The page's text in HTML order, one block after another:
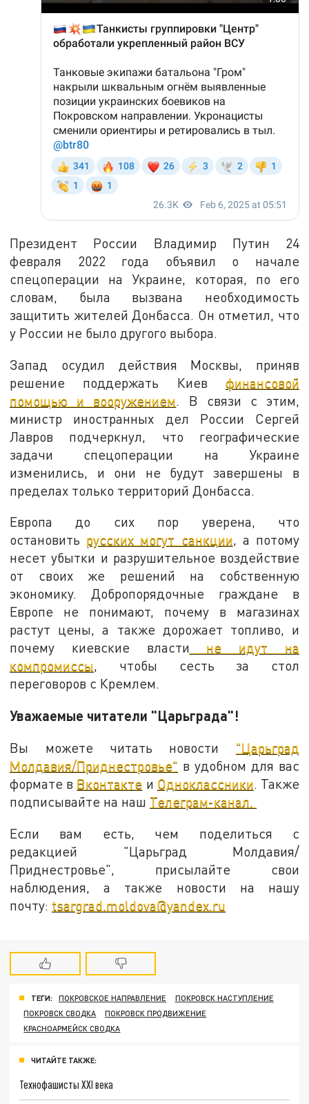
Президент России Владимир Путин 24
февраля 2022 года объявил о начале
спецоперации на Украине, которая, по его
словам, была вызвана необходимость
защитить жителей Донбасса. Он отметил, что
у России не было другого выбора.
Запад осудил действия Москвы, приняв
решение поддержать Киев финансовой
помощью и вооружением. В связи с этим,
министр иностранных дел России Сергей
Лавров подчеркнул, что географические
задачи спецоперации на Украине
изменились, и они не будут завершены в
пределах только территорий Донбасса.
Европа до сих пор уверена, что
остановить русских могут санкции, а потому
несет убытки и разрушительное воздействие
от своих же решений на собственную
экономику. Добропорядочные граждане в
Европе не понимают, почему в магазинах
растут цены, а также дорожает топливо, и
почему киевские власти не идут на
компромиссы, чтобы сесть за стол
переговоров с Кремлем.
Уважаемые читатели "Царьграда"!
Вы можете читать новости "Царьград
Молдавия/Приднестровье" в удобном для вас
формате в Вконтакте и Одноклассники. Также
подписывайте на наш Телеграм-канал.
Если вам есть, чем поделиться с
редакцией "Царьград Молдавия/
Приднестровье", присылайте свои
наблюдения, а также новости на нашу
почту: tsargrad.moldova@yandex.ru
ТЕГИ: ПОКРОВСКОЕ НАПРАВЛЕНИЕ
ПОКРОВСК НАСТУПЛЕНИЕ
ПОКРОВСК СВОДКА
ПОКРОВСК ПРОДВИЖЕНИЕ
КРАСНОАРМЕЙСК СВОДКА
ЧИТАЙТЕ ТАКЖЕ:
Технофашисты XXI века